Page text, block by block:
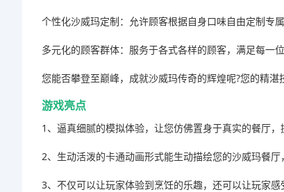
个性化沙威玛定制：允许顾客根据自身口味自由定制专属
多元化的顾客群体：服务于各式各样的顾客，满足每一
您能否攀登至巅峰，成就沙威玛传奇的辉煌呢?您的精湛
游戏亮点
1、逼真细腻的模拟体验，让您仿佛置身于真实的餐厅
2、生动活泼的卡通动画形式能生动描绘您的沙威玛餐厅
3、不仅可以让玩家体验到烹饪的乐趣，还可以让玩家